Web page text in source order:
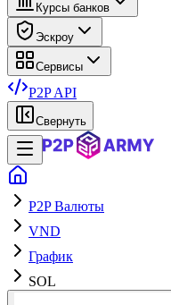
Курсы банков
Эскроу
Сервисы
P2P API
Свернуть
P2P Валюты
VND
График
SOL